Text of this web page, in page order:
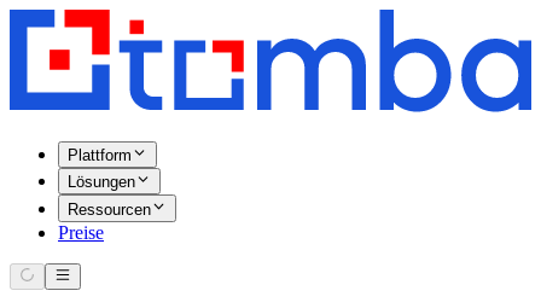
Plattform
Lösungen
Ressourcen
Preise